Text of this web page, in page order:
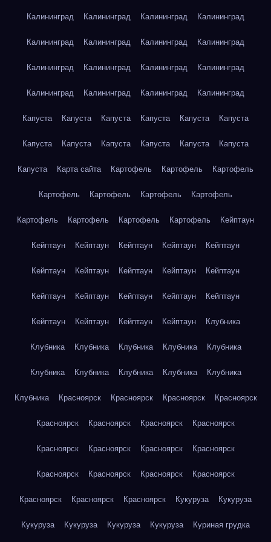
Калининград Калининград Калининград Калининград
Калининград Калининград Калининград Калининград
Калининград Калининград Калининград Калининград
Калининград Калининград Калининград Калининград
Капуста Капуста Капуста Капуста Капуста Капуста
Капуста Капуста Капуста Капуста Капуста Капуста
Капуста Карта сайта Картофель Картофель Картофель
Картофель Картофель Картофель Картофель
Картофель Картофель Картофель Картофель Кейптаун
Кейптаун Кейптаун Кейптаун Кейптаун Кейптаун
Кейптаун Кейптаун Кейптаун Кейптаун Кейптаун
Кейптаун Кейптаун Кейптаун Кейптаун Кейптаун
Кейптаун Кейптаун Кейптаун Кейптаун Клубника
Клубника Клубника Клубника Клубника Клубника
Клубника Клубника Клубника Клубника Клубника
Клубника Красноярск Красноярск Красноярск Красноярск
Красноярск Красноярск Красноярск Красноярск
Красноярск Красноярск Красноярск Красноярск
Красноярск Красноярск Красноярск Красноярск
Красноярск Красноярск Красноярск Кукуруза Кукуруза
Кукуруза Кукуруза Кукуруза Кукуруза Куриная грудка